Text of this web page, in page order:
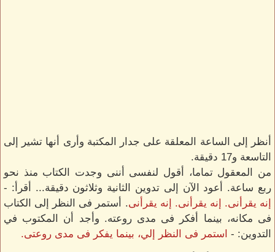
أنظر إلى الساعة المعلقة على جدار المكتبة وأرى أنها تشير إلى
التاسعة و17 دقيقة.
من المعقول تماما، أقول لنفسى أننى وجدت الكتاب منذ نحو
ربع ساعة. أعود الآن إلى تدوين الثانية وثلاثون دقيقة... أقرأ: -
إنه يقرأنى. إنه يقرأنى. إنه يقرأنى. أستمر فى النظر إلى الكتاب
فى مكانه، بينما أفكر فى مدى روعته. وأجد أن المكتوب في
التدوين: - استمر فى النظر إلي، بينما يفكر فى مدى روعتى.